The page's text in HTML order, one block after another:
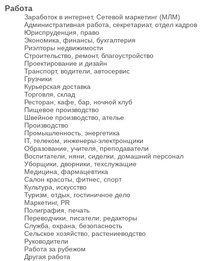
Работа
Заработок в интернет, Сетевой маркетинг (МЛМ)
Административная работа, секретариат, отдел кадров
Юриспруденция, право
Экономика, финансы, бухгалтерия
Риэлторы недвижимости
Строительство, ремонт, благоустройство
Проектирование и дизайн
Транспорт, водители, автосервис
Грузчики
Курьерская доставка
Торговля, склад
Ресторан, кафе, бар, ночной клуб
Пищевое производство
Швейное производство, ателье
Производство
Промышленность, энергетика
IT, телеком, инженеры-электронщики
Образование, учителя, преподаватели
Воспитатели, няни, сиделки, домашний персонал
Уборщики, дворники, техслужащие
Медицина, фармацевтика
Салон красоты, фитнес, спорт
Культура, искусство
Туризм, отдых, гостиничное дело
Маркетинг, PR
Полиграфия, печать
Переводчики, писатели, редакторы
Служба, охрана, безопасность
Сельское хозяйство, растениеводство
Руководители
Работа за рубежом
Другая работа